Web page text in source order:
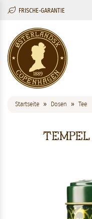
FRISCHE-GARANTIE
Startseite Dosen Tee
Tempel